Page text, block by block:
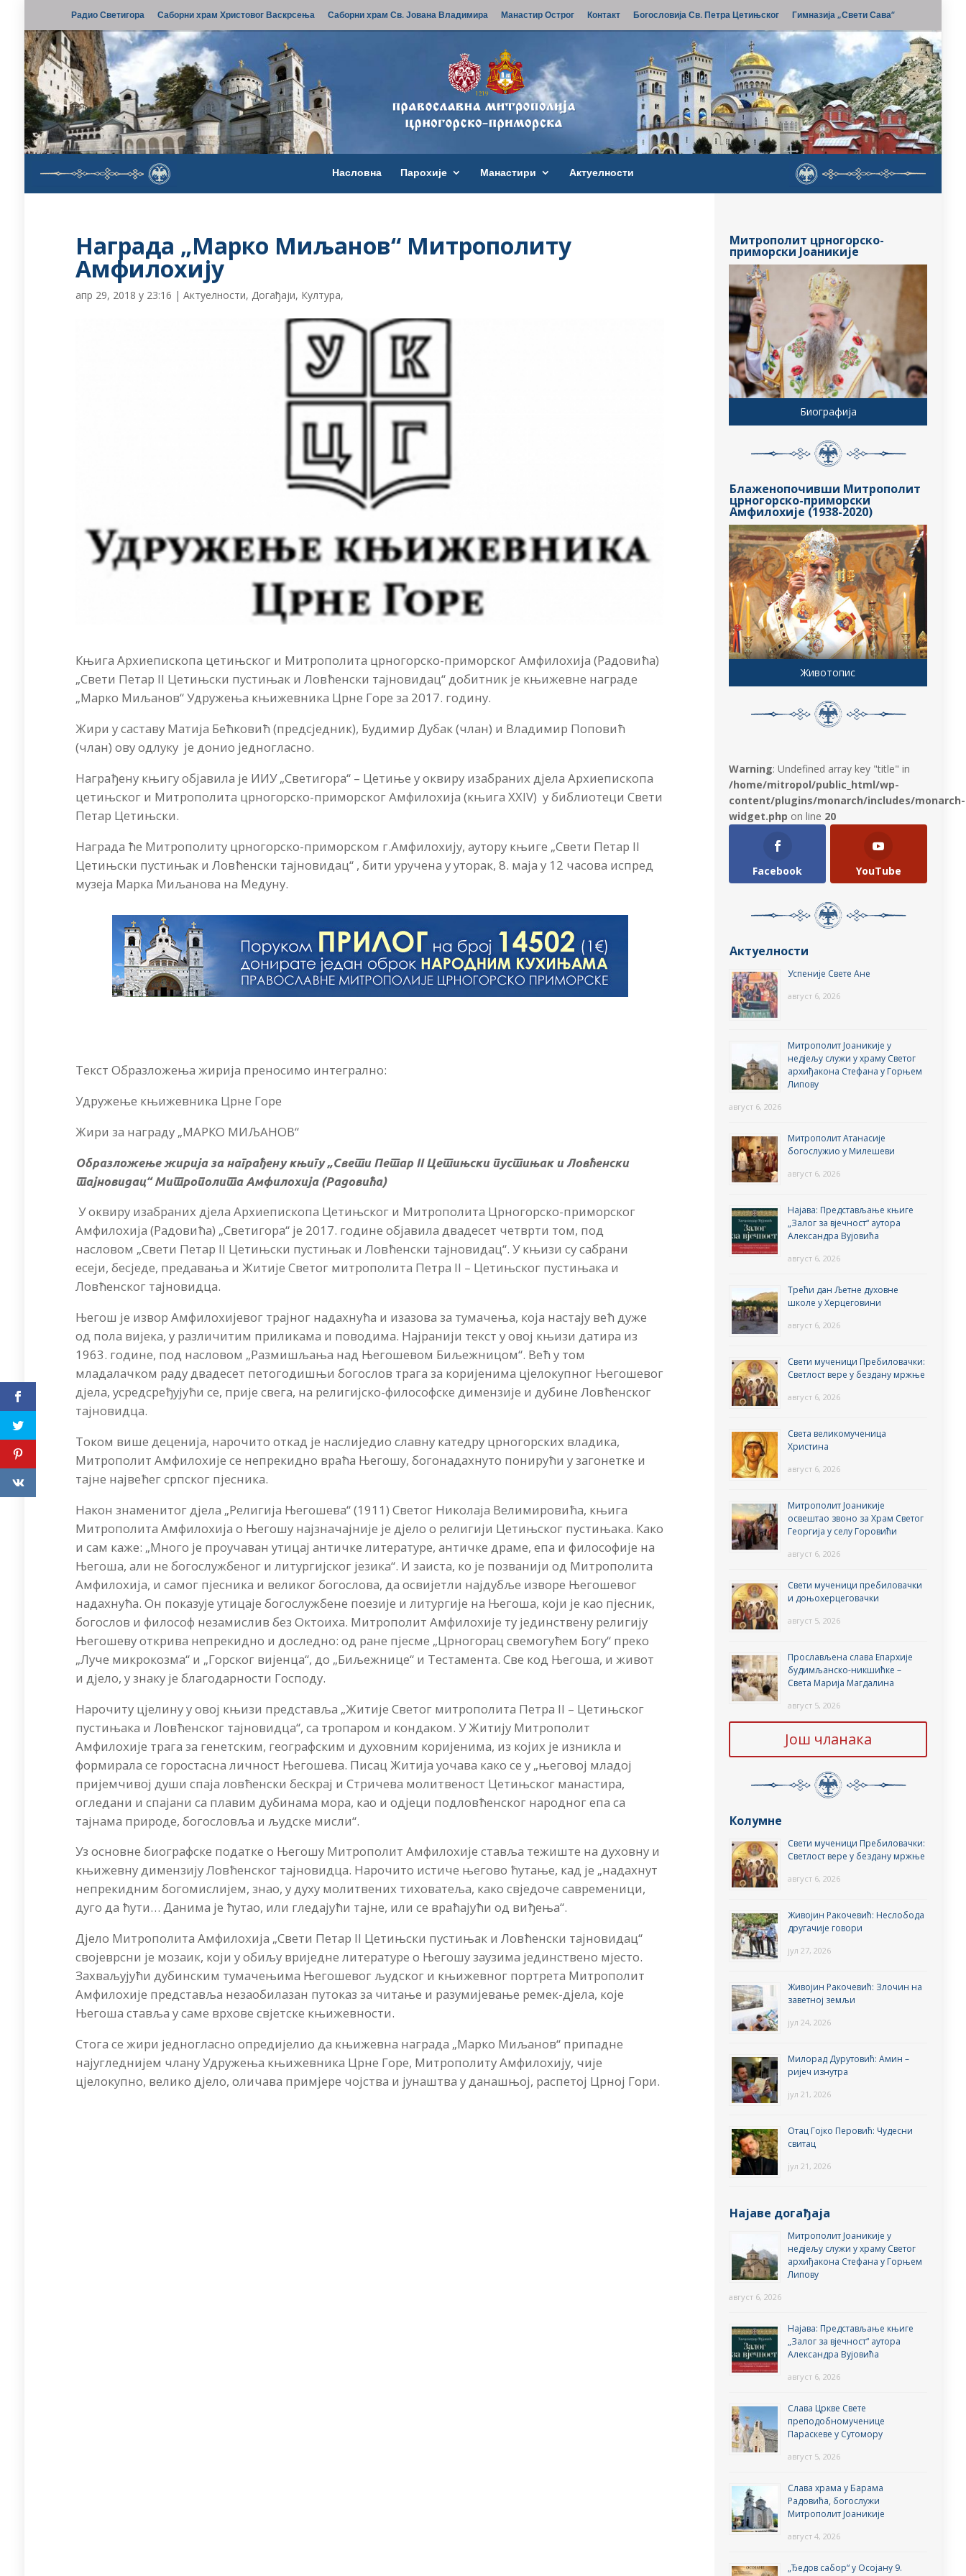
Радио Светигора Саборни храм Христовог Васкрсења Саборни храм Св. Јована Владимира Манастир Острог Контакт Богословија Св. Петра Цетињског Гимназија „Свети Сава“
Насловна Парохије Манастири Актуелности
Награда „Марко Миљанов“ Митрополиту
Амфилохију
апр 29, 2018 у 23:16 |Актуелности,Догађаји, Култура,
Књига Архиепископа цетињског и Митрополита црногорско-приморског Амфилохија (Радовића)
„Свети Петар II Цетињски пустињак и Ловћенски тајновидац“ добитник је књижевне награде
„Марко Миљанов“ Удружења књижевника Црне Горе за 2017. годину.
Жири у саставу Матија Бећковић (предсједник), Будимир Дубак (члан) и Владимир Поповић
(члан) ову одлуку је донио једногласно.
Награђену књигу објавила је ИИУ „Светигора“ – Цетиње у оквиру изабраних дјела Архиепископа
цетињског и Митрополита црногорско-приморског Амфилохија (књига XXIV) у библиотеци Свети
Петар Цетињски.
Награда ће Митрополиту црногорско-приморском г.Амфилохију, аутору књиге „Свети Петар II
Цетињски пустињак и Ловћенски тајновидац“ , бити уручена у уторак, 8. маја у 12 часова испред
музеја Марка Миљанова на Медуну.
Текст Образложења жирија преносимо интегрално:
Удружење књижевника Црне Горе
Жири за награду „МАРКО МИЉАНОВ“
Образложење жирија за награђену књигу „Свети Петар IIЦетињски пустињак и Ловћенски
тајновидац“ Митрополита Амфилохија (Радовића)
У оквиру изабраних дјела Архиепископа Цетињског и Митрополита Црногорско-приморског
Амфилохија (Радовића) „Светигора“ је 2017. године објавила двадесет четврти том, под
насловом „Свети Петар II Цетињски пустињак и Ловћенски тајновидац“. У књизи су сабрани
есеји, бесједе, предавања и Житије Светог митрополита Петра II – Цетињског пустињака и
Ловћенског тајновидца.
Његош је извор Амфилохијевог трајног надахнућа и изазова за тумачења, која настају већ дуже
од пола вијека, у различитим приликама и поводима. Најранији текст у овој књизи датира из
1963. године, под насловом „Размишљања над Његошевом Биљежницом“. Већ у том
младалачком раду двадесет петогодишњи богослов трага за коријенима цјелокупног Његошевог
дјела, усредсређујући се, прије свега, на религијско-философске димензије и дубине Ловћенског
тајновидца.
Током више деценија, нарочито откад је наслиједио славну катедру црногорских владика,
Митрополит Амфилохије се непрекидно враћа Његошу, богонадахнуто понирући у загонетке и
тајне највећег српског пјесника.
Након знаменитог дјела „Религија Његошева“ (1911) Светог Николаја Велимировића, књига
Митрополита Амфилохија о Његошу најзначајније је дјело о религији Цетињског пустињака. Како
и сам каже: „Много је проучаван утицај античке литературе, античке драме, епа и философије на
Његоша, али не богослужбеног и литургијског језика“. И заиста, ко је позванији од Митрополита
Амфилохија, и самог пјесника и великог богослова, да освијетли најдубље изворе Његошевог
надахнућа. Он показује утицаје богослужбене поезије и литургије на Његоша, који је као пјесник,
богослов и философ незамислив без Октоиха. Митрополит Амфилохије ту јединствену религију
Његошеву открива непрекидно и доследно: од ране пјесме „Црногорац свемогућем Богу“ преко
„Луче микрокозма“ и „Горског вијенца“, до „Биљежнице“ и Тестамента. Све код Његоша, и живот
и дјело, у знаку је благодарности Господу.
Нарочиту цјелину у овој књизи представља „Житије Светог митрополита Петра II – Цетињског
пустињака и Ловћенског тајновидца“, са тропаром и кондаком. У Житију Митрополит
Амфилохије трага за генетским, географским и духовним коријенима, из којих је изникла и
формирала се горостасна личност Његошева. Писац Житија уочава како се у „његовој младој
пријемчивој души спаја ловћенски бескрај и Стричева молитвеност Цетињског манастира,
огледани и спајани са плавим дубинама мора, као и одјеци подловћенског народног епа са
тајнама природе, богословља и људске мисли“.
Уз основне биографске податке о Његошу Митрополит Амфилохије ставља тежиште на духовну и
књижевну димензију Ловћенског тајновидца. Нарочито истиче његово ћутање, кад је „надахнут
непрекидним богомислијем, знао, у духу молитвених тиховатеља, како свједоче савременици,
дуго да ћути… Данима је ћутао, или гледајући тајне, или се враћајући од виђења“.
Дјело Митрополита Амфилохија „Свети Петар II Цетињски пустињак и Ловћенски тајновидац“
својеврсни је мозаик, који у обиљу вриједне литературе о Његошу заузима јединствено мјесто.
Захваљујући дубинским тумачењима Његошевог људског и књижевног портрета Митрополит
Амфилохије представља незаобилазан путоказ за читање и разумијевање ремек-дјела, које
Његоша ставља у саме врхове свјетске књижевности.
Стога се жири једногласно опредијелио да књижевна награда „Марко Миљанов“ припадне
најугледнијем члану Удружења књижевника Црне Горе, Митрополиту Амфилохију, чије
цјелокупно, велико дјело, оличава примјере чојства и јунаштва у данашњој, распетој Црној Гори.
Митрополит црногорско-
приморски Јоаникије
Биографија
Блаженопочивши Митрополит
црногорско-приморски
Амфилохије (1938-2020)
Животопис
Warning: Undefined array key "title" in
/home/mitropol/public_html/wp-
content/plugins/monarch/includes/monarch-
widget.php on line 20
Facebook YouTube
Актуелности
Успеније Свете Ане
август 6, 2026
Митрополит Јоаникије у
недјељу служи у храму Светог
архиђакона Стефана у Горњем
Липову
август 6, 2026
Митрополит Атанасије
богослужио у Милешеви
август 6, 2026
Најава: Представљање књиге
„Залог за вјечност“ аутора
Александра Вујовића
август 6, 2026
Трећи дан Љетне духовне
школе у Херцеговини
август 6, 2026
Свети мученици Пребиловачки:
Светлост вере у бездану мржње
август 6, 2026
Света великомученица
Христина
август 6, 2026
Митрополит Јоаникије
освештао звоно за Храм Светог
Георгија у селу Горовићи
август 6, 2026
Свети мученици пребиловачки
и доњохерцеговачки
август 5, 2026
Прослављена слава Епархије
будимљанско-никшићке –
Света Марија Магдалина
август 5, 2026
Још чланака
Колумне
Свети мученици Пребиловачки:
Светлост вере у бездану мржње
август 6, 2026
Живојин Ракочевић: Неслобода
другачије говори
јул 27, 2026
Живојин Ракочевић: Злочин на
заветној земљи
јул 24, 2026
Милорад Дурутовић: Амин –
ријеч изнутра
јул 21, 2026
Отац Гојко Перовић: Чудесни
свитац
јул 21, 2026
Најаве догађаја
Митрополит Јоаникије у
недјељу служи у храму Светог
архиђакона Стефана у Горњем
Липову
август 6, 2026
Најава: Представљање књиге
„Залог за вјечност“ аутора
Александра Вујовића
август 6, 2026
Слава Цркве Свете
преподобномученице
Параскеве у Сутомору
август 5, 2026
Слава храма у Барама
Радовића, богослужи
Митрополит Јоаникије
август 4, 2026
„Ђедов сабор“ у Осојану 9.